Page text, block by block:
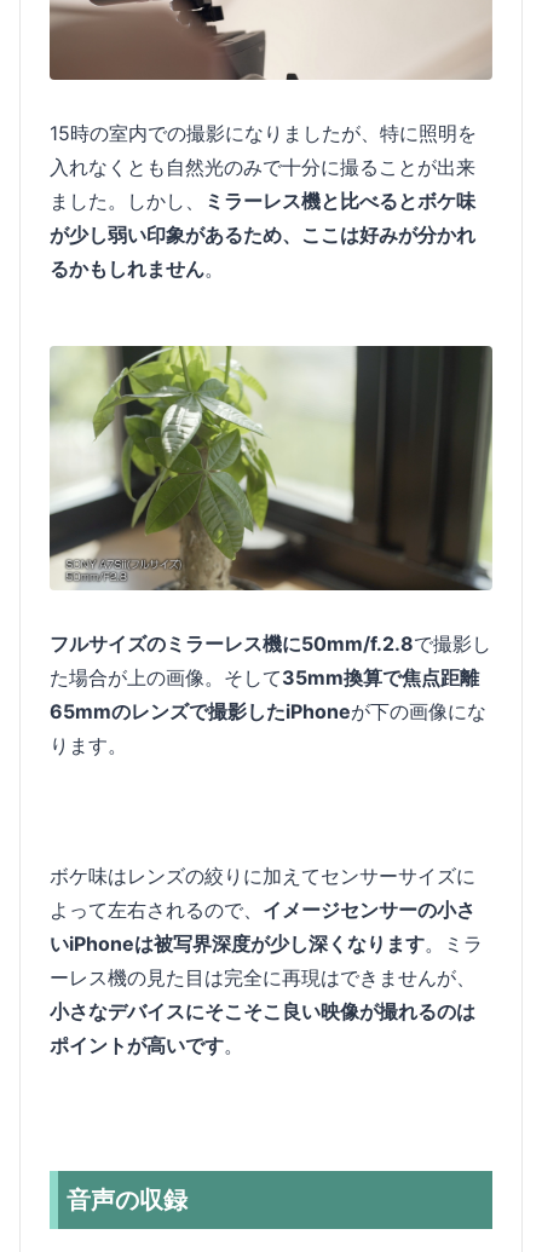
15時の室内での撮影になりましたが、特に照明を
入れなくとも自然光のみで十分に撮ることが出来
ました。しかし、
ミラーレス機と比べるとボケ味
が少し弱い印象があるため、ここは好みが分かれ
るかもしれません。
フルサイズのミラーレス機に50mm/f.2.8で撮影し
た場合が上の画像。そして35mm換算で焦点距離
65mmのレンズで撮影したiPhoneが下の画像にな
ります。
ボケ味はレンズの絞りに加えてセンサーサイズに
よって左右されるので、 イメージセンサーの小さ
いiPhoneは被写界深度が少し深くなります。ミラ
ーレス機の見た目は完全に再現はできませんが、
小さなデバイスにそこそこ良い映像が撮れるのは
ポイントが高いです。
音声の収録